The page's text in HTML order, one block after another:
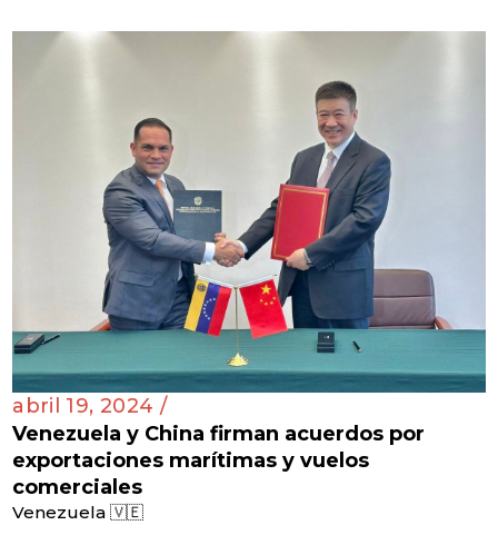
abril 19, 2024 /
Venezuela y China firman acuerdos por
exportaciones marítimas y vuelos
comerciales
Venezuela 🇻🇪